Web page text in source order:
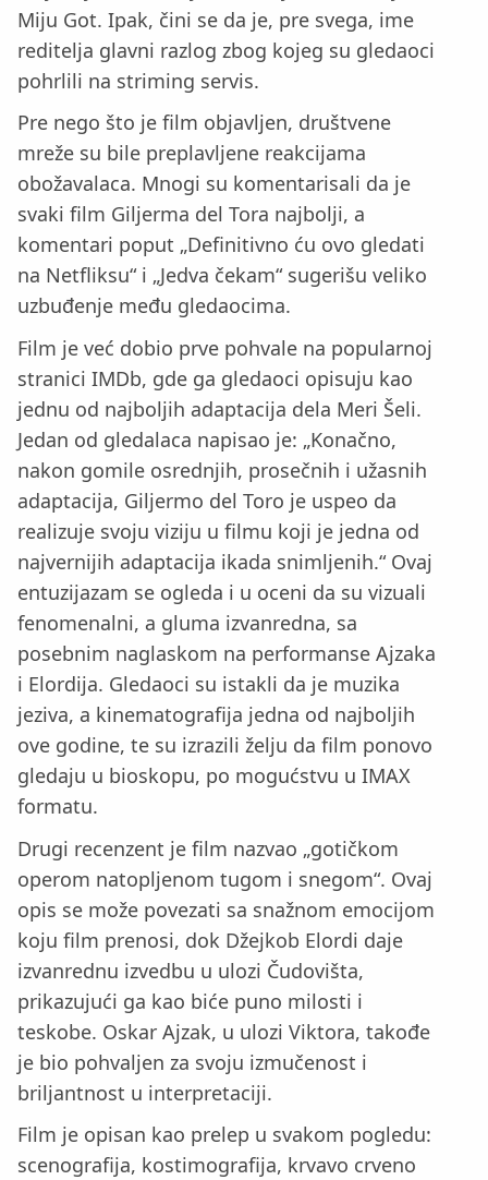
Miju Got. Ipak, čini se da je, pre svega, ime
reditelja glavni razlog zbog kojeg su gledaoci
pohrlili na striming servis.
Pre nego što je film objavljen, društvene
mreže su bile preplavljene reakcijama
obožavalaca. Mnogi su komentarisali da je
svaki film Giljerma del Tora najbolji, a
komentari poput „Definitivno ću ovo gledati
na Netfliksu“ i „Jedva čekam“ sugerišu veliko
uzbuđenje među gledaocima.
Film je već dobio prve pohvale na popularnoj
stranici IMDb, gde ga gledaoci opisuju kao
jednu od najboljih adaptacija dela Meri Šeli.
Jedan od gledalaca napisao je: „Konačno,
nakon gomile osrednjih, prosečnih i užasnih
adaptacija, Giljermo del Toro je uspeo da
realizuje svoju viziju u filmu koji je jedna od
najvernijih adaptacija ikada snimljenih.“ Ovaj
entuzijazam se ogleda i u oceni da su vizuali
fenomenalni, a gluma izvanredna, sa
posebnim naglaskom na performanse Ajzaka
i Elordija. Gledaoci su istakli da je muzika
jeziva, a kinematografija jedna od najboljih
ove godine, te su izrazili želju da film ponovo
gledaju u bioskopu, po mogućstvu u IMAX
formatu.
Drugi recenzent je film nazvao „gotičkom
operom natopljenom tugom i snegom“. Ovaj
opis se može povezati sa snažnom emocijom
koju film prenosi, dok Džejkob Elordi daje
izvanrednu izvedbu u ulozi Čudovišta,
prikazujući ga kao biće puno milosti i
teskobe. Oskar Ajzak, u ulozi Viktora, takođe
je bio pohvaljen za svoju izmučenost i
briljantnost u interpretaciji.
Film je opisan kao prelep u svakom pogledu:
scenografija, kostimografija, krvavo crveno